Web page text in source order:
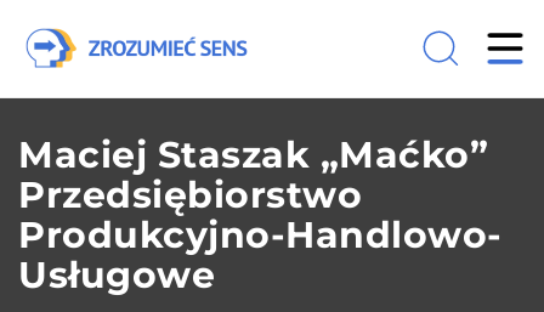
Maciej Staszak „Maćko”
Przedsiębiorstwo
Produkcyjno-Handlowo-
Usługowe